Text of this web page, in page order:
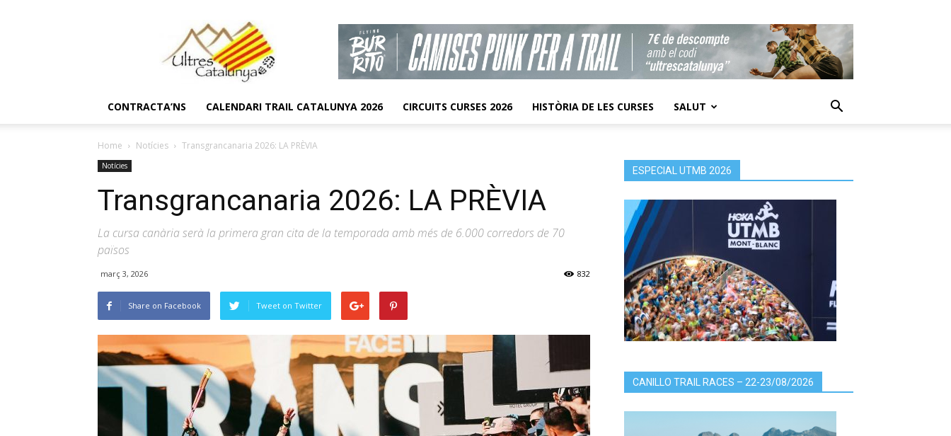
CONTRACTA’NS CALENDARI TRAIL CATALUNYA 2026 CIRCUITS CURSES 2026 HISTÒRIA DE LES CURSES SALUT
Home Notícies Transgrancanaria 2026: LA PRÈVIA
Notícies
Transgrancanaria 2026: LA PRÈVIA
La cursa canària serà la primera gran cita de la temporada amb més de 6.000 corredors de 70
països
març 3, 2026 832
Share on Facebook Tweet on Twitter
ESPECIAL UTMB 2026
CANILLO TRAIL RACES – 22-23/08/2026